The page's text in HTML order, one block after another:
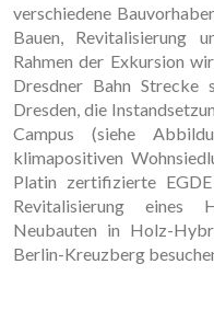
verschiedene
Bauen, Revitalisierung
Rahmen der Exkursion
Dresdner Bahn Strecke
Dresden, die
Campus (siehe
klimapositiven
Platin zertifizierte
Revitalisierung eines
Neubauten in Holz-
Berlin-Kreuzberg